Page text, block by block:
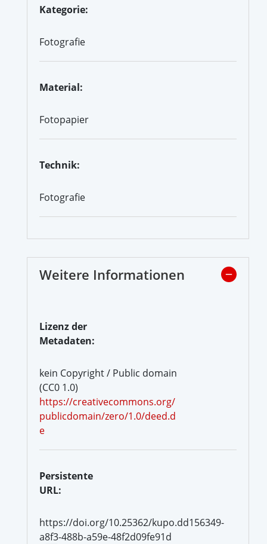
Kategorie:
Fotografie
Material:
Fotopapier
Technik:
Fotografie
Weitere Informationen
Lizenz der
Metadaten:
kein Copyright / Public domain
(CC0 1.0)
https://creativecommons.org/
publicdomain/zero/1.0/deed.d
e
Persistente
URL:
https://doi.org/10.25362/kupo.dd156349-
a8f3-488b-a59e-48f2d09fe91d